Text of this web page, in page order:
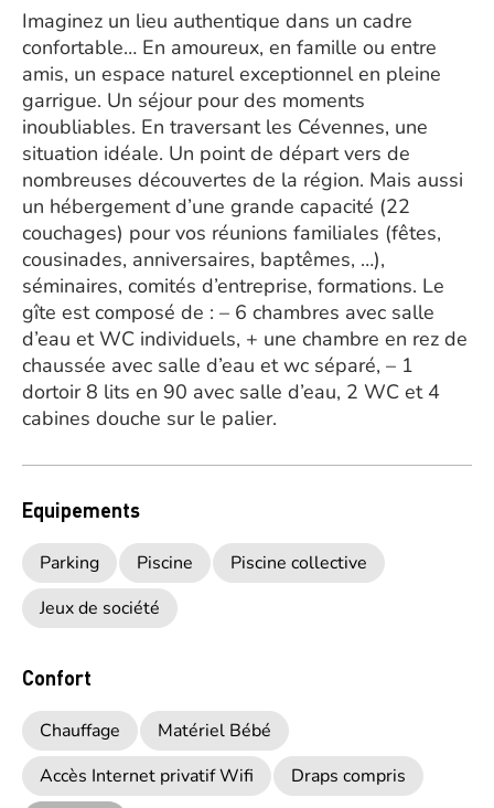
Imaginez un lieu authentique dans un cadre
confortable… En amoureux, en famille ou entre
amis, un espace naturel exceptionnel en pleine
garrigue. Un séjour pour des moments
inoubliables. En traversant les Cévennes, une
situation idéale. Un point de départ vers de
nombreuses découvertes de la région. Mais aussi
un hébergement d’une grande capacité (22
couchages) pour vos réunions familiales (fêtes,
cousinades, anniversaires, baptêmes, …),
séminaires, comités d’entreprise, formations. Le
gîte est composé de : – 6 chambres avec salle
d’eau et WC individuels, + une chambre en rez de
chaussée avec salle d’eau et wc séparé, – 1
dortoir 8 lits en 90 avec salle d’eau, 2 WC et 4
cabines douche sur le palier.
Equipements
Parking Piscine
Piscine collective
Jeux de société
Confort
Chauffage
Matériel Bébé
Accès Internet privatif Wifi
Draps compris